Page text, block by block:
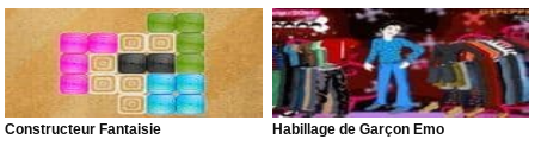
Constructeur Fantaisie Habillage de Garçon Émo